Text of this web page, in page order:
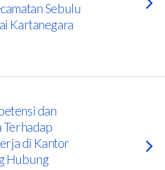
Sebulu
Kartanegara
dan
Terhadap
di Kantor
Hubung